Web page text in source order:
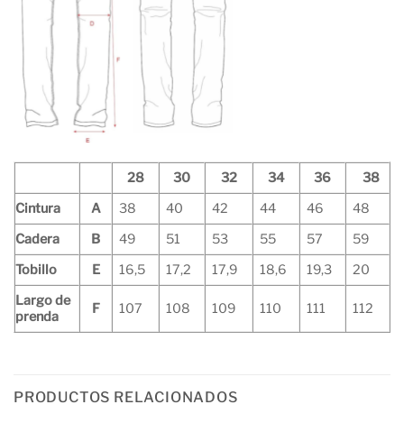
28 30 32 34 36
38
Cintura
A 38 40 42 44 46
48
Cadera
B 49 51 53 55 57
59
Tobillo
E 16,5 17,2 17,9 18,6 19,3
20
Largo de
prenda
F 107 108 109 110 111 112
PRODUCTOS RELACIONADOS